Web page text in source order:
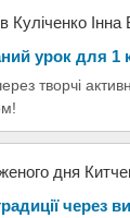
Інна
урок для 1
творчі
дня
через